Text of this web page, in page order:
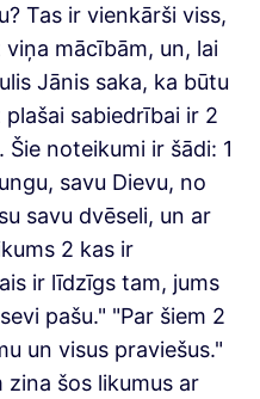
Tas ir vienkārši viss,
mācībām, un, lai
Jānis saka, ka būtu
sabiedrībai ir 2
noteikumi ir šādi: 1
savu Dievu, no
savu dvēseli, un ar
2 kas ir
ir līdzīgs tam, jums
pašu." "Par šiem 2
un visus praviešus."
zina šos likumus ar